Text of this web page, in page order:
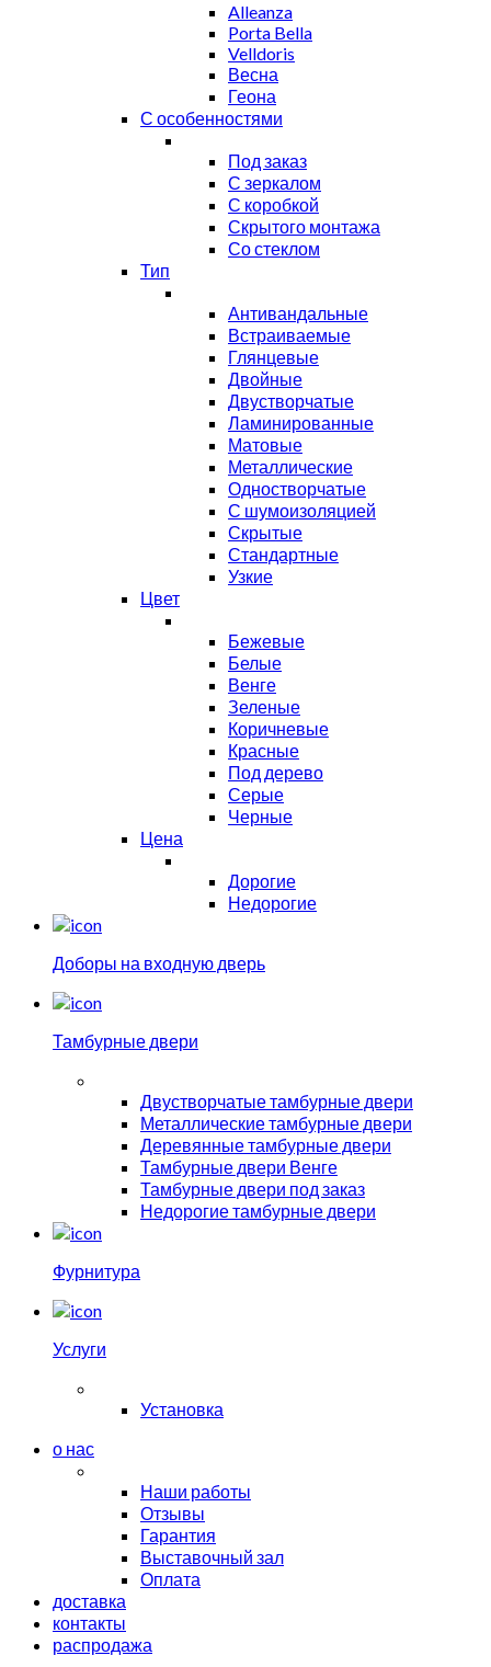
Alleanza
Porta Bella
Velldoris
Весна
Геона
С особенностями
Под заказ
С зеркалом
С коробкой
Скрытого монтажа
Со стеклом
Тип
Антивандальные
Встраиваемые
Глянцевые
Двойные
Двустворчатые
Ламинированные
Матовые
Металлические
Одностворчатые
С шумоизоляцией
Скрытые
Стандартные
Узкие
Цвет
Бежевые
Белые
Венге
Зеленые
Коричневые
Красные
Под дерево
Серые
Черные
Цена
Дорогие
Недорогие
Доборы на входную дверь
Тамбурные двери
Двустворчатые тамбурные двери
Металлические тамбурные двери
Деревянные тамбурные двери
Тамбурные двери Венге
Тамбурные двери под заказ
Недорогие тамбурные двери
Фурнитура
Услуги
Установка
о нас
Наши работы
Отзывы
Гарантия
Выставочный зал
Оплата
доставка
контакты
распродажа